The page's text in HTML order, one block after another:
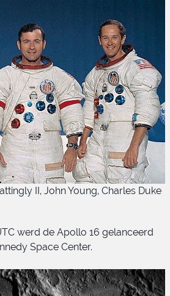
16 bemanning
II, John Young, Charles Duke
werd de Apollo 16 gelanceerd
Space Center.